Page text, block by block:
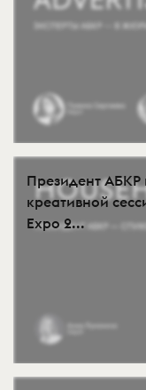
Президент АБКР
креативной
Expo 2...